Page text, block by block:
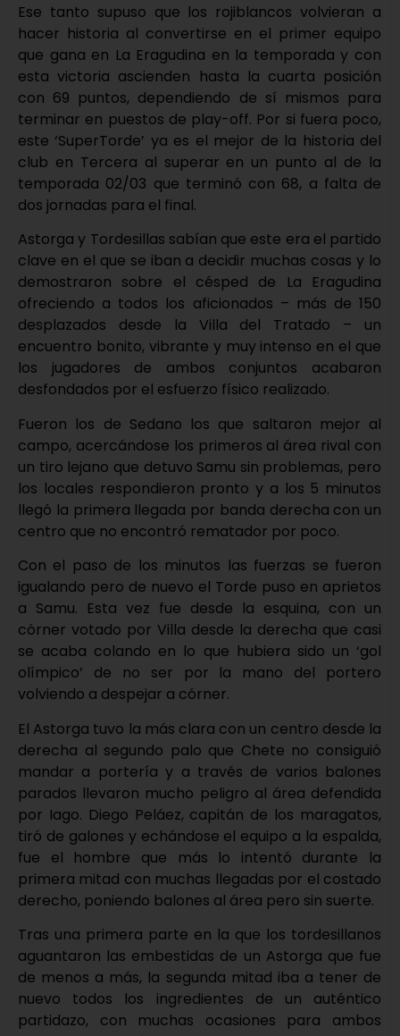
Ese tanto supuso que los rojiblancos volvieran a
hacer historia al convertirse en el primer equipo
que gana en La Eragudina en la temporada y con
esta victoria ascienden hasta la cuarta posición
con 69 puntos, dependiendo de sí mismos para
terminar en puestos de play-off. Por si fuera poco,
este ‘SuperTorde’ ya es el mejor de la historia del
club en Tercera al superar en un punto al de la
temporada 02/03 que terminó con 68, a falta de
dos jornadas para el final.
Astorga y Tordesillas sabían que este era el partido
clave en el que se iban a decidir muchas cosas y lo
demostraron sobre el césped de La Eragudina
ofreciendo a todos los aficionados – más de 150
desplazados desde la Villa del Tratado – un
encuentro bonito, vibrante y muy intenso en el que
los jugadores de ambos conjuntos acabaron
desfondados por el esfuerzo físico realizado.
Fueron los de Sedano los que saltaron mejor al
campo, acercándose los primeros al área rival con
un tiro lejano que detuvo Samu sin problemas, pero
los locales respondieron pronto y a los 5 minutos
llegó la primera llegada por banda derecha con un
centro que no encontró rematador por poco.
Con el paso de los minutos las fuerzas se fueron
igualando pero de nuevo el Torde puso en aprietos
a Samu. Esta vez fue desde la esquina, con un
córner votado por Villa desde la derecha que casi
se acaba colando en lo que hubiera sido un ‘gol
olímpico’ de no ser por la mano del portero
volviendo a despejar a córner.
El Astorga tuvo la más clara con un centro desde la
derecha al segundo palo que Chete no consiguió
mandar a portería y a través de varios balones
parados llevaron mucho peligro al área defendida
por Iago. Diego Peláez, capitán de los maragatos,
tiró de galones y echándose el equipo a la espalda,
fue el hombre que más lo intentó durante la
primera mitad con muchas llegadas por el costado
derecho, poniendo balones al área pero sin suerte.
Tras una primera parte en la que los tordesillanos
aguantaron las embestidas de un Astorga que fue
de menos a más, la segunda mitad iba a tener de
nuevo todos los ingredientes de un auténtico
partidazo, con muchas ocasiones para ambos